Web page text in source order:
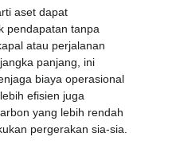
aset dapat
pendapatan tanpa
atau perjalanan
panjang, ini
biaya operasional
efisien juga
yang lebih rendah
pergerakan sia-sia.